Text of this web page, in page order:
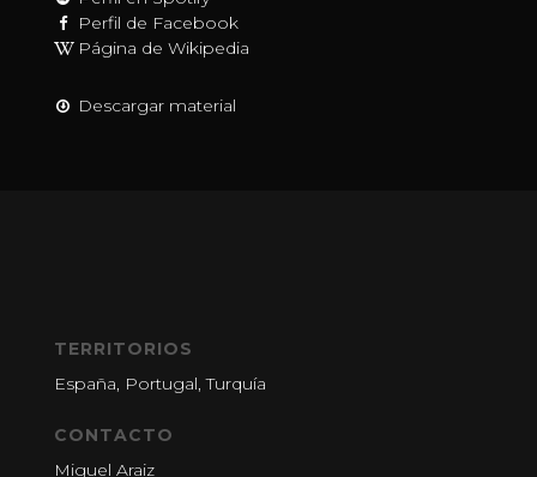
Perfil de Facebook
Página de Wikipedia
Descargar material
TERRITORIOS
España, Portugal, Turquía
CONTACTO
Miguel Araiz